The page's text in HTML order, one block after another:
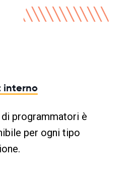
interno
programmatori è
per ogni tipo